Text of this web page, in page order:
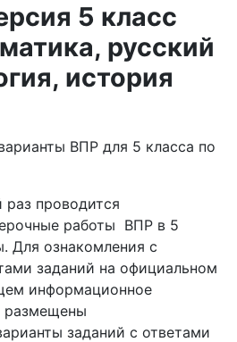
5 класс
русский
история
ВПР для 5 класса по
раз проводится
работы ВПР в 5
Для ознакомления с
заданий на официальном
информационное
размещены
заданий с ответами